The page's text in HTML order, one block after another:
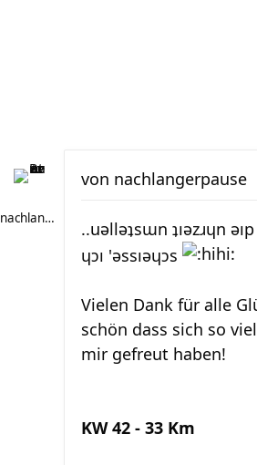
nachlangerpause
von nachlangerpause
..uәllәʇsɯn ʇıәzɹɥn
ɥɔı 'әssıәɥɔs
Vielen Dank für alle
schön dass sich so
mir gefreut haben!
KW 42 - 33 Km